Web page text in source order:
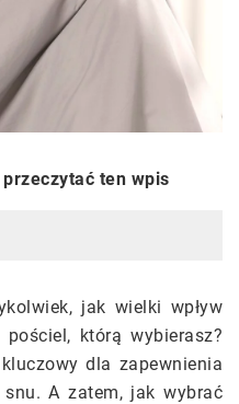
ten wpis
jak wielki wpływ
którą wybierasz?
dla zapewnienia
A zatem, jak wybrać